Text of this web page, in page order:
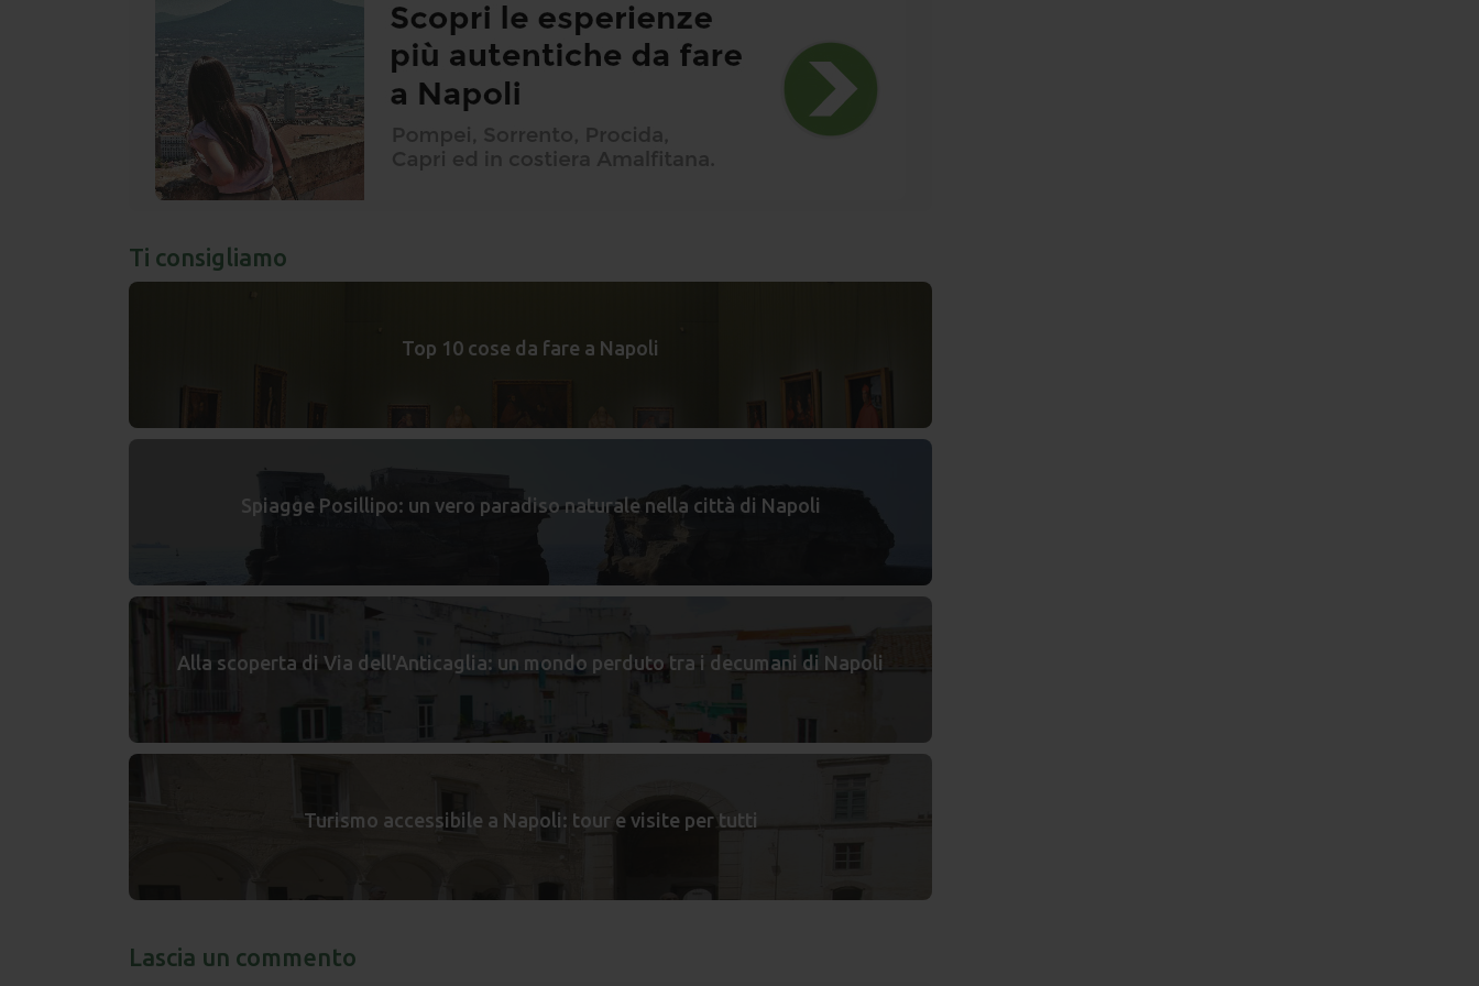
Ti consigliamo
Top 10 cose da fare a Napoli
Spiagge Posillipo: un vero paradiso naturale nella città di Napoli
Alla scoperta di Via dell'Anticaglia: un mondo perduto tra i decumani di Napoli
Turismo accessibile a Napoli: tour e visite per tutti
Lascia un commento